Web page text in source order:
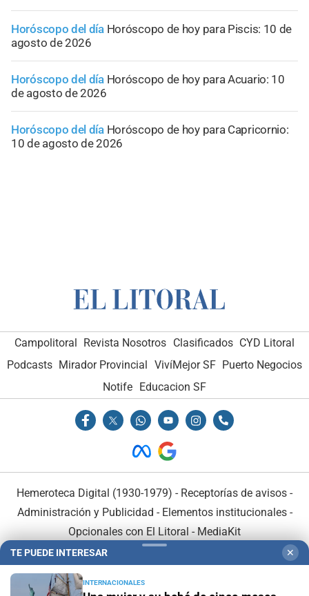
Horóscopo del día Horóscopo de hoy para Piscis: 10 de
agosto de 2026
Horóscopo del día Horóscopo de hoy para Acuario: 10
de agosto de 2026
Horóscopo del día Horóscopo de hoy para Capricornio:
10 de agosto de 2026
Campolitoral Revista Nosotros Clasificados CYD Litoral
Podcasts Mirador Provincial VivíMejor SF Puerto Negocios
Notife Educacion SF
Hemeroteca Digital (1930-1979) - Receptorías de avisos -
Administración y Publicidad - Elementos institucionales-
Opcionales con El Litoral - MediaKit
TE PUEDE INTERESAR ✕
INTERNACIONALES